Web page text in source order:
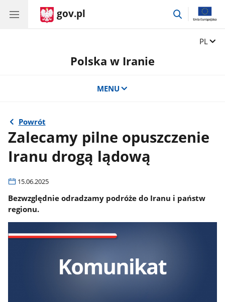
gov.pl
przejdź
Zmień
PL
Polska w Iranie
MENU
Powrót
Zalecamy pilne opuszczenie
Iranu drogą lądową
15.06.2025
Bezwzględnie odradzamy podróże do Iranu i państw
regionu.